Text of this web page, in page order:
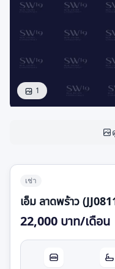
1
เช่า
เอ็ม ลาดพร้าว
22,000 บาท/เดือน